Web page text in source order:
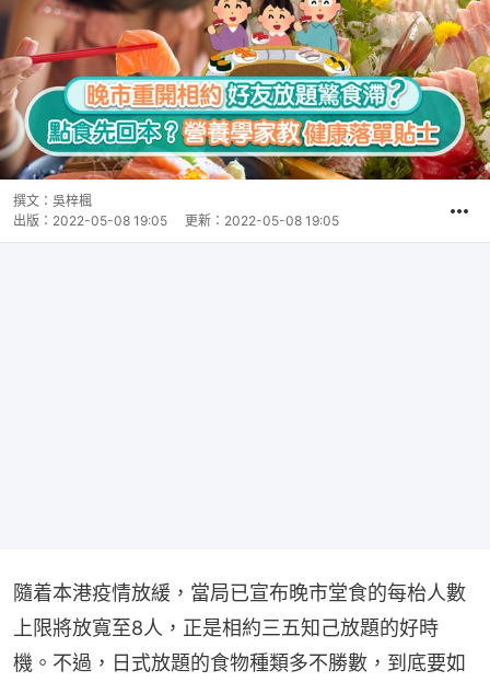
撰文： 吳梓楓
出版： 2022-05-08 19:05 更新： 2022-05-08 19:05
隨着本港疫情放緩，當局已宣布晚市堂食的每枱人數
上限將放寬至8人，正是相約三五知己放題的好時
機。不過，日式放題的食物種類多不勝數，到底要如